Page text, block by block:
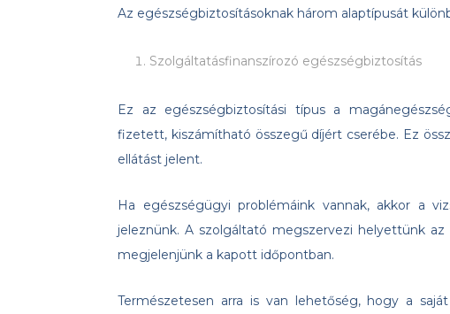
Az egészségbiztosításoknak három alaptípusát
Szolgáltatásfinanszírozó egészségbiztosítás
Ez az egészségbiztosítási típus a
fizetett, kiszámítható összegű díjért cserébe. Ez
ellátást jelent.
Ha egészségügyi problémáink vannak, akkor a
jeleznünk. A szolgáltató megszervezi helyettünk
megjelenjünk a kapott időpontban.
Természetesen arra is van lehetőség, hogy a